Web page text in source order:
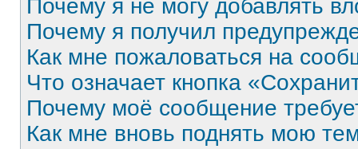
Почему я не могу добавлять
Почему я получил
Как мне пожаловаться на
Что означает кнопка
Почему моё сообщение
Как мне вновь поднять мою